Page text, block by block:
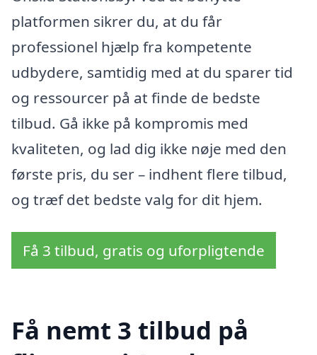
platformen sikrer du, at du får
professionel hjælp fra kompetente
udbydere, samtidig med at du sparer tid
og ressourcer på at finde de bedste
tilbud. Gå ikke på kompromis med
kvaliteten, og lad dig ikke nøje med den
første pris, du ser – indhent flere tilbud,
og træf det bedste valg for dit hjem.
Få 3 tilbud, gratis og uforpligtende
Få nemt 3 tilbud på